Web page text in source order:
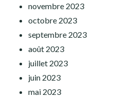
novembre 2023
octobre 2023
septembre 2023
août 2023
juillet 2023
juin 2023
mai 2023